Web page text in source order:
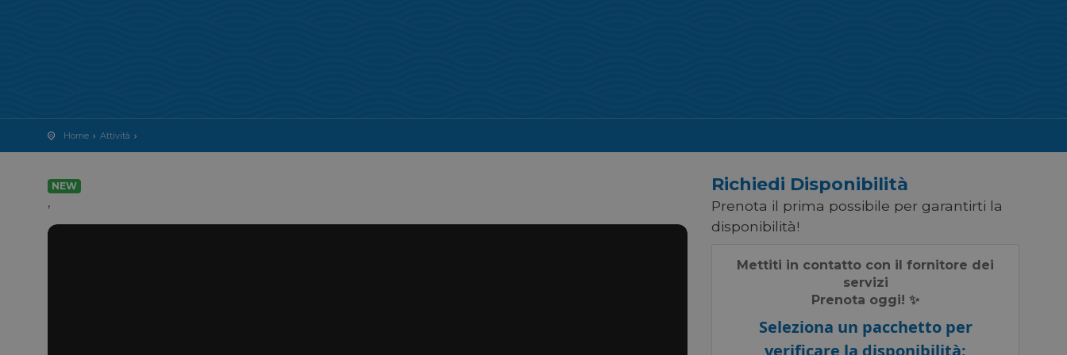
Home Attività
NEW
,
Richiedi Disponibilità
Prenota il prima possibile per garantirti la
disponibilità!
Mettiti in contatto con il fornitore dei
servizi
Prenota oggi! ✨
Seleziona un pacchetto per
verificare la disponibilità: